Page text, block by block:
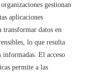
gestionan
aplicaciones
transformar datos en
lo que resulta
informadas. El acceso
permite a las